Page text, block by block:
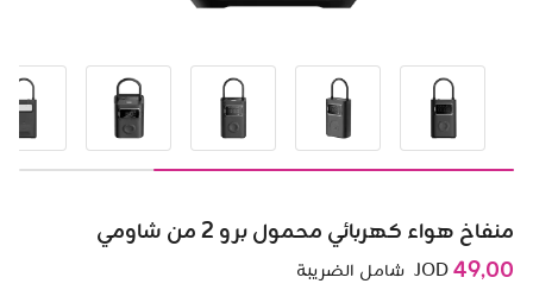
منفاخ هواء كهربائي محمول برو 2 من شاومي
49٫00
شامل الضريبة